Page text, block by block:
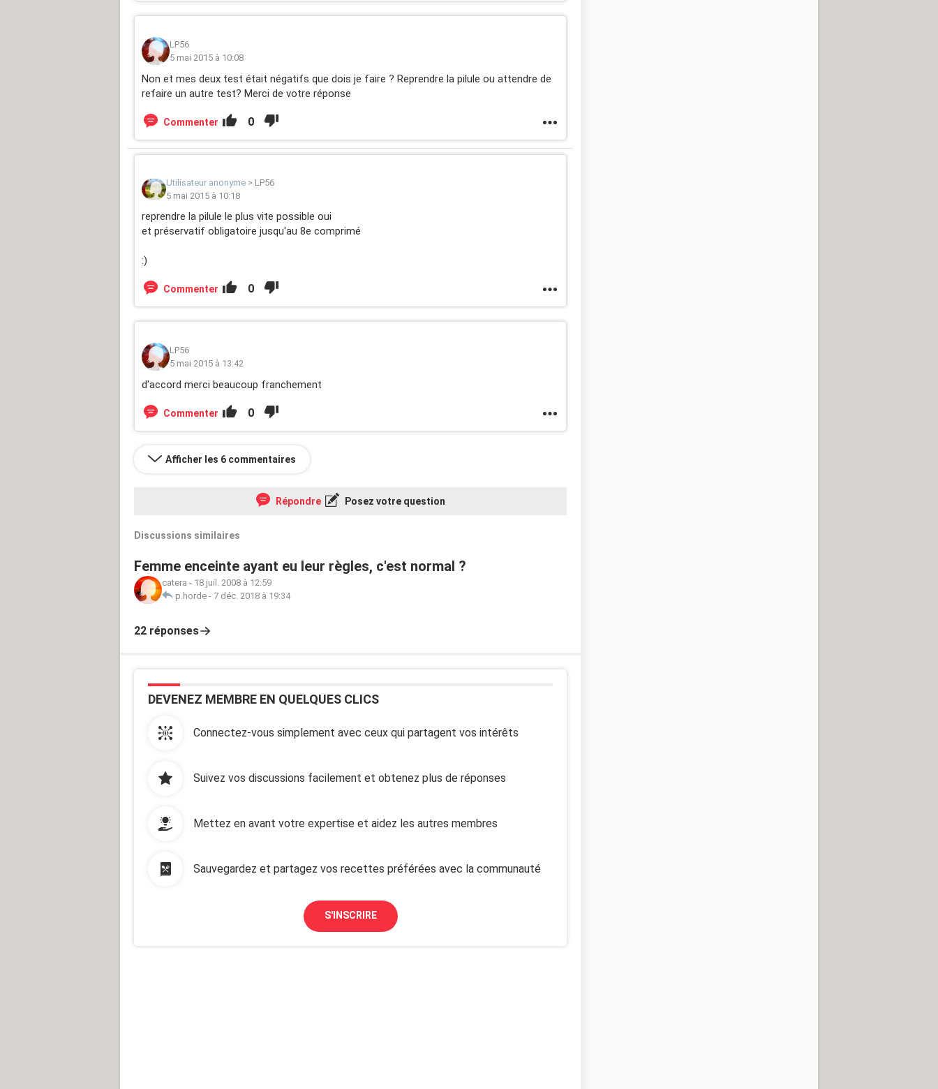
LP56
5 mai 2015 à 10:08
Non et mes deux test était négatifs que dois je faire ? Reprendre la pilule ou attendre de
refaire un autre test? Merci de votre réponse
Commenter 0
Utilisateur anonyme > LP56
5 mai 2015 à 10:18
reprendre la pilule le plus vite possible oui
et préservatif obligatoire jusqu'au 8e comprimé
:)
Commenter 0
LP56
5 mai 2015 à 13:42
d'accord merci beaucoup franchement
Commenter 0
Afficher les 6 commentaires
Répondre Posez votre question
Discussions similaires
Femme enceinte ayant eu leur règles, c'est normal ?
catera - 18 juil. 2008 à 12:59
p.horde - 7 déc. 2018 à 19:34
22 réponses
DEVENEZ MEMBRE EN QUELQUES CLICS
Connectez-vous simplement avec ceux qui partagent vos intérêts
Suivez vos discussions facilement et obtenez plus de réponses
Mettez en avant votre expertise et aidez les autres membres
Sauvegardez et partagez vos recettes préférées avec la communauté
S'INSCRIRE